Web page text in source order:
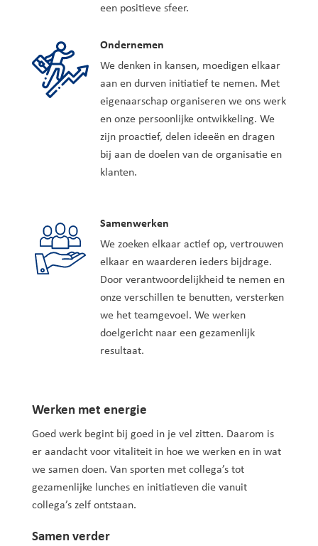
een positieve sfeer.
Ondernemen
We denken in kansen, moedigen elkaar
aan en durven initiatief te nemen. Met
eigenaarschap organiseren we ons werk
en onze persoonlijke ontwikkeling. We
zijn proactief, delen ideeën en dragen
bij aan de doelen van de organisatie en
klanten.
Samenwerken
We zoeken elkaar actief op, vertrouwen
elkaar en waarderen ieders bijdrage.
Door verantwoordelijkheid te nemen en
onze verschillen te benutten, versterken
we het teamgevoel. We werken
doelgericht naar een gezamenlijk
resultaat.
Werken met energie
Goed werk begint bij goed in je vel zitten. Daarom is
er aandacht voor vitaliteit in hoe we werken en in wat
we samen doen. Van sporten met collega’s tot
gezamenlijke lunches en initiatieven die vanuit
collega’s zelf ontstaan.
Samen verder